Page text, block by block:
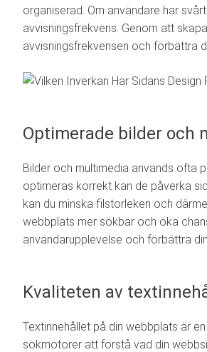
organiserad. Om användare har
avvisningsfrekvens. Genom att
avvisningsfrekvensen och förbättra
Optimerade bilder och
Bilder och multimedia används ofta
optimeras korrekt kan de påverka
kan du minska filstorleken och
webbplats mer sökbar och öka
användarupplevelse och förbättra
Kvaliteten av
Textinnehållet på din webbplats är
sökmotorer att förstå vad din